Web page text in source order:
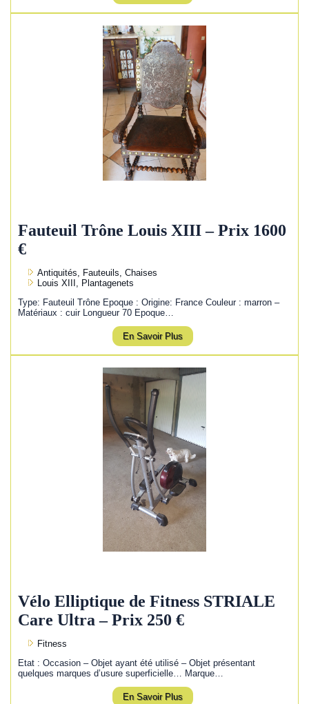
Fauteuil Trône Louis XIII – Prix 1600
€
Antiquités, Fauteuils, Chaises
Louis XIII, Plantagenets
Type: Fauteuil Trône Epoque : Origine: France Couleur : marron –
Matériaux : cuir Longueur 70 Epoque…
En Savoir Plus
Vélo Elliptique de Fitness STRIALE
Care Ultra – Prix 250 €
Fitness
Etat : Occasion – Objet ayant été utilisé – Objet présentant
quelques marques d’usure superficielle… Marque…
En Savoir Plus